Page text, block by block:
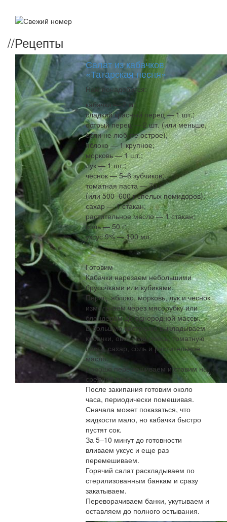
//Рецепты
Салат из кабачков
«Татарская песня»
Нам понадобится:
кабачки — 2 кг;
сладкий красный перец — 1 шт.;
острый перец — 2 шт. (или меньше,
если не любите острое);
яблоко — 1 крупное;
морковь — 1 шт.;
лук — 1 шт.;
чеснок — 5–6 зубчиков;
томатная паста — 70 г
(или 500–600 г спелых помидоров);
сахар — 1 стакан;
растительное масло — 1 стакан;
соль — 50 г;
уксус 9% — 100 мл.
Готовим
Кабачки нарезаем небольшими
брусочками или кубиками.
Перец, яблоко, морковь, лук и чеснок
измельчаем через мясорубку или
блендером до однородной массы.
В большую кастрюлю выкладываем
кабачки, овощную смесь, томатную
пасту, сахар, соль и растительное
масло.
Хорошо перемешиваем и ставим на
средний огонь.
После закипания готовим около
часа, периодически помешивая.
Сначала может показаться, что
жидкости мало, но кабачки быстро
пустят сок.
За 5–10 минут до готовности
вливаем уксус и еще раз
перемешиваем.
Горячий салат раскладываем по
стерилизованным банкам и сразу
закатываем.
Переворачиваем банки, укутываем и
оставляем до полного остывания.